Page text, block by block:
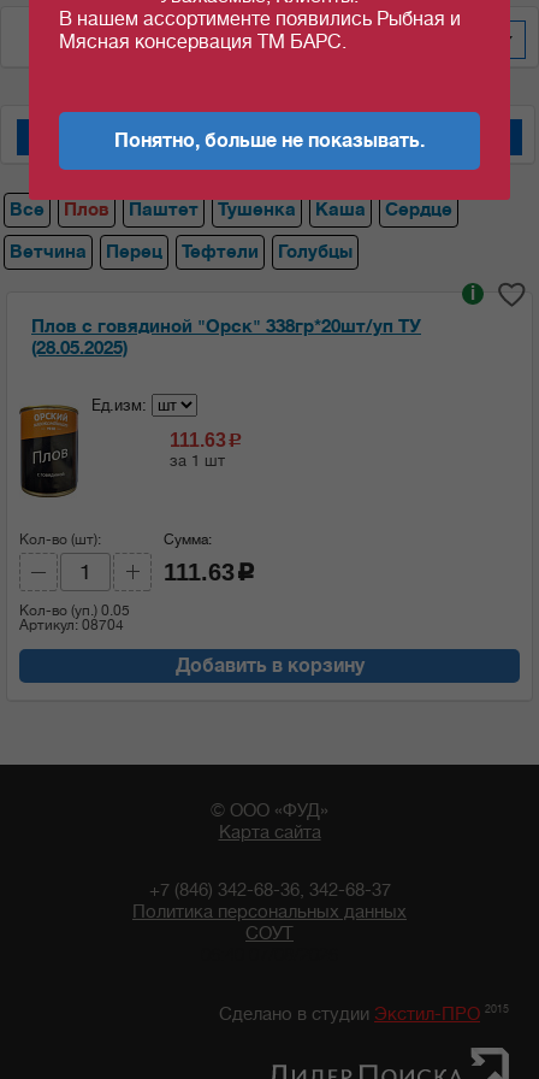
По цене за уп/меш
Мясные консервы "Барс" Мясные консервы "Орский мясокомбинат"
Все Плов Паштет Тушенка Каша
Сердце
Ветчина
Перец Тефтели Голубцы
Плов с говядиной "Орск" 338гр*20шт/уп ТУ
(28.05.2025)
i
Ед.изм:
111.63 c
за 1 шт
Кол-во (шт):
Кол-во (уп.) 0.05
Артикул: 08704
Сумма:
111.63 c
Добавить в корзину
© ООО «ФУД»
Карта сайта
+7 (846) 342-68-36, 342-68-37
Политика персональных данных
СОУТ
Сделано в студии Экстил-ПРО 2015
В нашем ассортименте появились Рыбная и
Мясная консервация ТМ БАРС.
Понятно, больше не показывать.